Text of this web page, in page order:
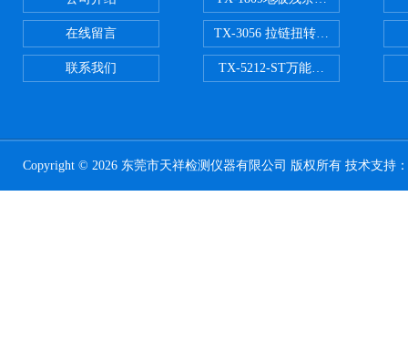
在线留言
联系我们
TX-3056 拉链扭转试验机
TX-5212-ST万能磨耗试验机（
Copyright © 2026 东莞市天祥检测仪器有限公司 版权所有 技术支持：